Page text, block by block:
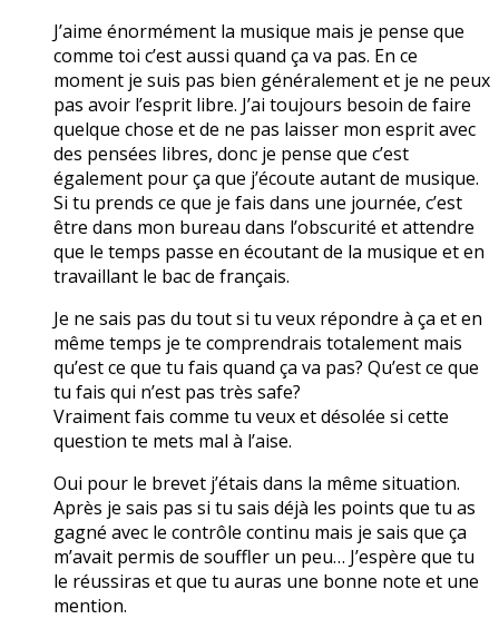
J’aime énormément la musique mais je pense que
comme toi c’est aussi quand ça va pas. En ce
moment je suis pas bien généralement et je ne peux
pas avoir l’esprit libre. J’ai toujours besoin de faire
quelque chose et de ne pas laisser mon esprit avec
des pensées libres, donc je pense que c’est
également pour ça que j’écoute autant de musique.
Si tu prends ce que je fais dans une journée, c’est
être dans mon bureau dans l’obscurité et attendre
que le temps passe en écoutant de la musique et en
travaillant le bac de français.
Je ne sais pas du tout si tu veux répondre à ça et en
même temps je te comprendrais totalement mais
qu’est ce que tu fais quand ça va pas? Qu’est ce que
tu fais qui n’est pas très safe?
Vraiment fais comme tu veux et désolée si cette
question te mets mal à l’aise.
Oui pour le brevet j’étais dans la même situation.
Après je sais pas si tu sais déjà les points que tu as
gagné avec le contrôle continu mais je sais que ça
m’avait permis de souffler un peu… J’espère que tu
le réussiras et que tu auras une bonne note et une
mention.